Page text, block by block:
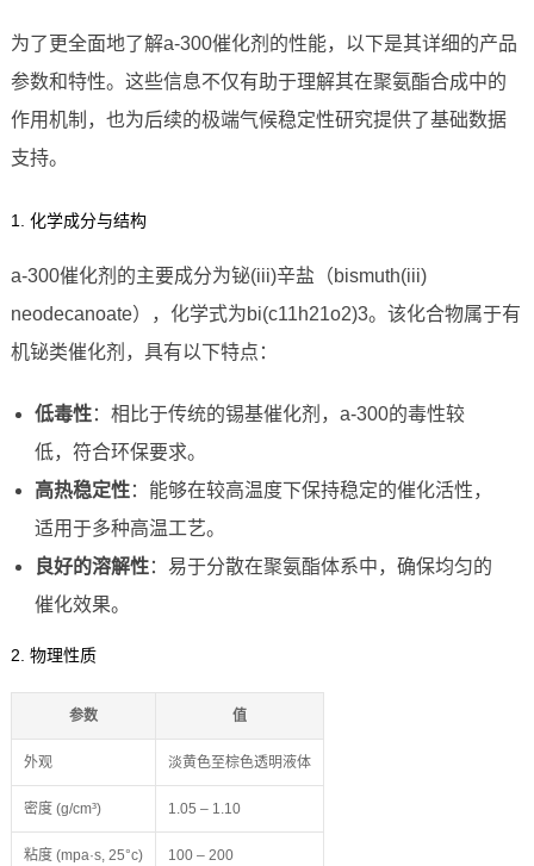
为了更全面地了解a-300催化剂的性能，以下是其详细的产品
参数和特性。这些信息不仅有助于理解其在聚氨酯合成中的
作用机制，也为后续的极端气候稳定性研究提供了基础数据
支持。
1. 化学成分与结构
a-300催化剂的主要成分为铋(iii)辛盐（bismuth(iii)
neodecanoate），化学式为bi(c11h21o2)3。该化合物属于有
机铋类催化剂，具有以下特点：
低毒性：相比于传统的锡基催化剂，a-300的毒性较
低，符合环保要求。
高热稳定性：能够在较高温度下保持稳定的催化活性，
适用于多种高温工艺。
良好的溶解性：易于分散在聚氨酯体系中，确保均匀的
催化效果。
2. 物理性质
参数 值
外观 淡黄色至棕色透明液体
密度 (g/cm³) 1.05 – 1.10
粘度 (mpa·s, 25°c) 100 – 200